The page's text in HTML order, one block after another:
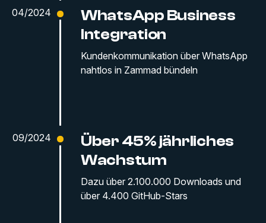
04/2024
WhatsApp Business
Integration
Kundenkommunikation über WhatsApp
nahtlos in Zammad bündeln
09/2024
Über 45% jährliches
Wachstum
Dazu über 2.100.000 Downloads und
über 4.400 GitHub-Stars